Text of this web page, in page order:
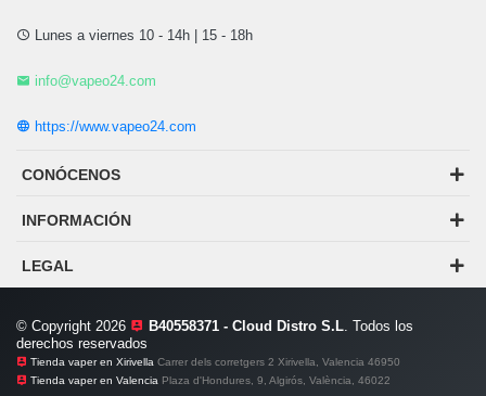
Lunes a viernes 10 - 14h | 15 - 18h
info@vapeo24.com
https://www.vapeo24.com
CONÓCENOS
INFORMACIÓN
LEGAL
© Copyright 2026 B40558371 - Cloud Distro S.L. Todos los
derechos reservados
Tienda vaper en Xirivella Carrer dels corretgers 2 Xirivella, Valencia 46950
Tienda vaper en Valencia Plaza d'Hondures, 9, Algirós, València, 46022